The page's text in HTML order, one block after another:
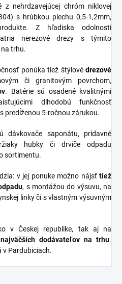
z nehrdzavejúcej chróm niklovej
s hrúbkou plechu 0,5-1,2mm,
Z hľadiska odolnosti
nerezové drezy s týmito
trhu.
ponúka tiež štýlové drezové
či granitovým povrchom,
. Batérie sú osadené kvalitnými
dlhodobú funkčnosť
predĺženou 5-ročnou zárukou.
dávkovače saponátu, prídavné
hubky či drviče odpadu
sortimentu.
v jej ponuke možno nájsťtiež
, s montážou do výsuvu, na
linky či s vlastným výsuvným
v Českej republike, tak aj na
najväčších dodávateľov na trhu.
v Pardubiciach.